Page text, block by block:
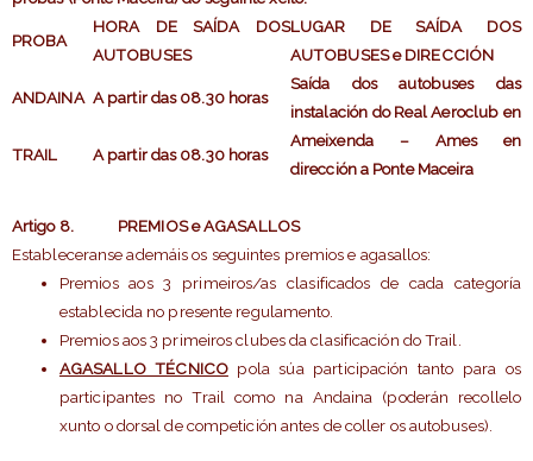
PROBA
HORA DE SAÍDA DOS
AUTOBUSES
LUGAR DE SAÍDA DOS
AUTOBUSES e DIRECCIÓN
ANDAINA A partir das 08.30 horas
Saída dos autobuses das
instalación do Real Aeroclub en
Ameixenda – Ames en
dirección a Ponte Maceira
TRAIL A partir das 08.30 horas
Artigo 8. PREMIOS e AGASALLOS
Estableceranse ademáis os seguintes premios e agasallos:
Premios aos 3 primeiros/as clasificados de cada categoría
establecida no presente regulamento.
Premios aos 3 primeiros clubes da clasificación do Trail.
AGASALLO TÉCNICOpola súa participación tanto para os
participantes no Trail como na Andaina (poderán recollelo
xunto o dorsal de competición antes de coller os autobuses).